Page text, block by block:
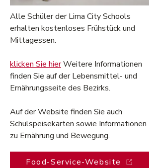
Alle Schüler der Lima City Schools
erhalten kostenloses Frühstück und
Mittagessen.
klicken Sie hierWeitere Informationen
finden Sie auf der Lebensmittel- und
Ernährungsseite des Bezirks.
Auf der Website finden Sie auch
Schulspeisekarten sowie Informationen
zu Ernährung und Bewegung.
Food-Service-Website